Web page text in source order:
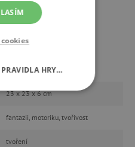
sady
Hasbro
23 x 23 x 6 cm
fantazii, motoriku, tvořivost
tvoření
HRY…
COOKIES